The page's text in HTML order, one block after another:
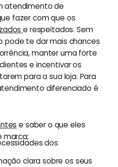
atendimento de
fazer com que os
e respeitados. Sem
pode te dar mais chances
manter uma forte
e incentivar os
para a sua loja. Para
diferenciado é
e saber o que eles
marca;
dos
clara sobre os seus